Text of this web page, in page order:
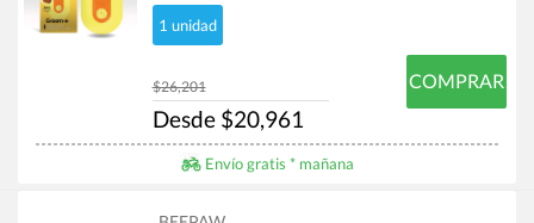
1 unidad
$26,201
Desde $20,961
COMPRAR
Envío gratis * mañana